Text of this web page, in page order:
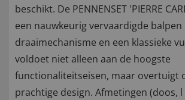
beschikt. De PENNENSET 'PIERRE
een nauwkeurig vervaardigde
draaimechanisme en een klassieke
voldoet niet alleen aan de hoogste
functionaliteitseisen, maar overtuigt
prachtige design. Afmetingen (doos, l